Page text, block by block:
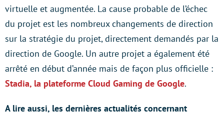
virtuelle et augmentée. La cause probable de l’échec
du projet est les nombreux changements de direction
sur la stratégie du projet, directement demandés par la
direction de Google. Un autre projet a également été
arrêté en début d’année mais de façon plus officielle :
Stadia, la plateforme Cloud Gaming de Google.
A lire aussi, les dernières actualités concernant